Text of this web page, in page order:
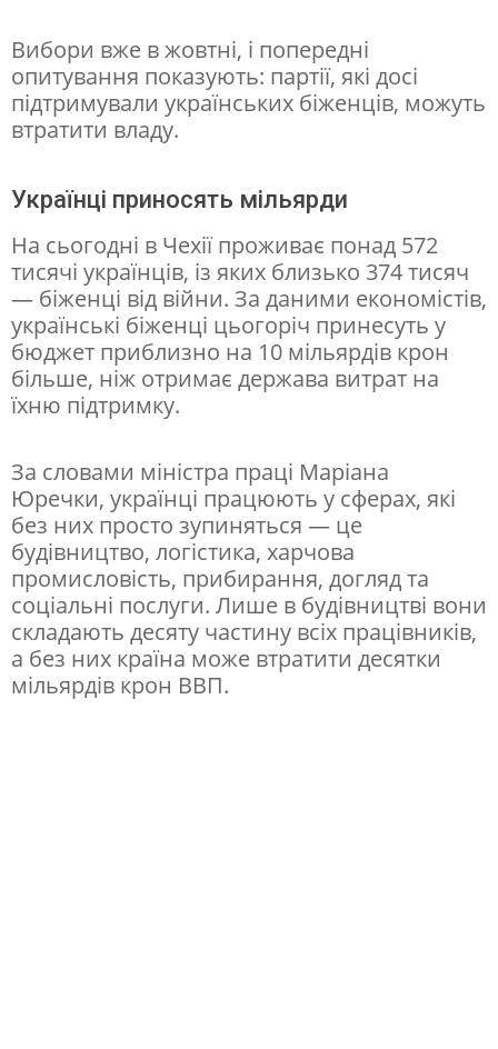
б
е
з
к
а
н
ц
і
:
ж
у
р
н
а
л
Вибори вже в жовтні, і попередні
опитування показують: партії, які досі
підтримували українських біженців, можуть
втратити владу.
Українці приносять мільярди
На сьогодні в Чехії проживає понад 572
тисячі українців, із яких близько 374 тисяч
— біженці від війни. За даними економістів,
українські біженці цьогоріч принесуть у
бюджет приблизно на 10 мільярдів крон
більше, ніж отримає держава витрат на
їхню підтримку.
За словами міністра праці Маріана
Юречки, українці працюють у сферах, які
без них просто зупиняться — це
будівництво, логістика, харчова
промисловість, прибирання, догляд та
соціальні послуги. Лише в будівництві вони
складають десяту частину всіх працівників,
а без них країна може втратити десятки
мільярдів крон ВВП.